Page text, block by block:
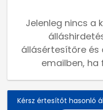
Jelenleg nincs a
állásértesítőre és
emailben, ha
Kérsz értesítőt hasonló